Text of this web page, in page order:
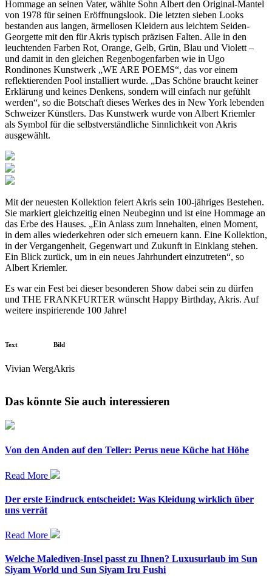
Hommage an seinen Vater, wählte Sohn Albert den Original-Mantel
von 1978 für seinen Eröffnungslook. Die letzten sieben Looks
bestanden aus langen, ärmellosen Kleidern aus leichtem Seiden-
Georgette mit den für Akris typisch präzisen Falten. Alle in den
leuchtenden Farben Rot, Orange, Gelb, Grün, Blau und Violett –
und damit in den gleichen Regenbogenfarben wie in Ugo
Rondinones Kunstwerk „WE ARE POEMS“, das vor einem
reflektierenden Pool installiert wurde. „Das Schöne braucht keiner
Erklärung und keines Denkens, sondern will einfach nur gefühlt
werden“, so die Botschaft dieses Werkes des in New York lebenden
Schweizer Künstlers. Das Kunstwerk wurde von Albert Kriemler
als Symbol für die selbstverständliche Sinnlichkeit von Akris
ausgewählt.
Mit der neuesten Kollektion feiert Akris sein 100-jähriges Bestehen.
Sie markiert gleichzeitig einen Neubeginn und ist eine Hommage an
das Erbe des Hauses. „Ein Anlass zum Innehalten, einen Moment,
in dem alles wiederkehren oder sich erneuern kann. Eine Kollektion,
in der Vergangenheit, Gegenwart und Zukunft in Einklang stehen.
Ein Blick zurück, um in ein neues Jahrhundert einzutreten“, so
Albert Kriemler.
Es war ein Fest bei dieser besonderen Show dabei sein zu dürfen
und THE FRANKFURTER wünscht Happy Birthday, Akris. Auf
weitere inspirierende 100 Jahre!
Text
Vivian Werg
Bild
Akris
Das könnte Sie auch interessieren
Von den Anden auf den Teller: Perus neue Küche hat Höhe
Read More
Der erste Eindruck entscheidet: Was Kleidung wirklich über
uns verrät
Read More
Welche Malediven-Insel passt zu Ihnen? Luxusurlaub im Sun
Siyam World und Sun Siyam Iru Fushi